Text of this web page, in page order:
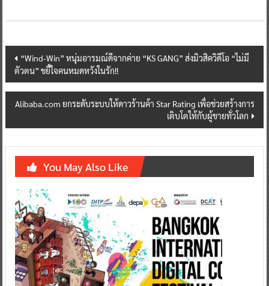
Post
navigation
“Wind-Win” หนุ่มอารมณ์ดีจากค่าย “KS GANG” ส่งมิวสิควิดีโอ “ไม่มี
ตัวตน” ขยี้ใจคนหมดหวังในรัก!!
Alibaba.com ยกระดับระบบให้ดาวร้านค้า Star Rating เพื่อช่วยสร้างการ
เติบโตให้กับผู้ขายทั่วโลก
You May Also Like